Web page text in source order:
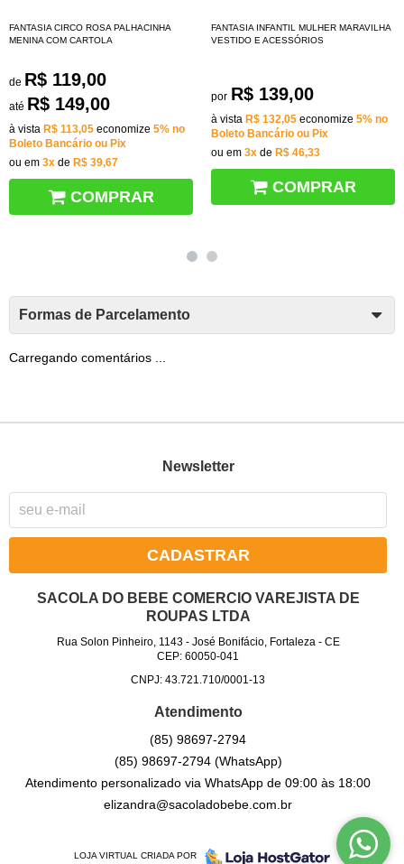
FANTASIA CIRCO ROSA PALHACINHA
MENINA COM CARTOLA
de R$ 119,00
até R$ 149,00
à vista R$ 113,05 economize 5% no
Boleto Bancário ou Pix
ou em 3x de R$ 39,67
COMPRAR
FANTASIA INFANTIL MULHER MARAVILHA
VESTIDO E ACESSÓRIOS
por R$ 139,00
à vista R$ 132,05 economize 5% no
Boleto Bancário ou Pix
ou em 3x de R$ 46,33
COMPRAR
Formas de Parcelamento
Carregando comentários ...
Newsletter
CADASTRAR
SACOLA DO BEBE COMERCIO VAREJISTA DE
ROUPAS LTDA
Rua Solon Pinheiro, 1143- José Bonifácio, Fortaleza- CE
CEP: 60050-041
CNPJ: 43.721.710/0001-13
Atendimento
(85) 98697-2794
(85) 98697-2794 (WhatsApp)
Atendimento personalizado via WhatsApp de 09:00 às 18:00
elizandra@sacoladobebe.com.br
LOJA VIRTUAL CRIADA POR